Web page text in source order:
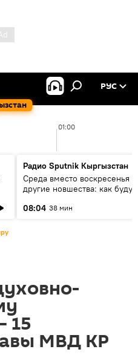
РУС
01:00
Радио Sputnik Кыргызстан
Среда вместо воскресенья и
другие новшества: как будут
08:04 38 мин
15
МВД КР